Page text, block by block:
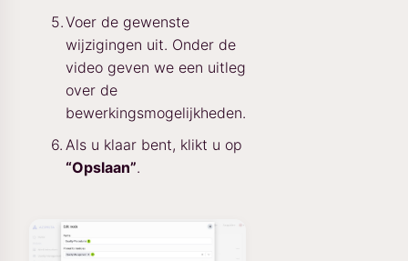
Voer de gewenste
wijzigingen uit. Onder de
video geven we een uitleg
over de
bewerkingsmogelijkheden.
Als u klaar bent, klikt u op
“Opslaan”.